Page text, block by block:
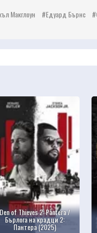
Макглоун Едуард Бърнс
Den of Thieves 2: Pantera /
Бърлога на крадци 2:
Пантера (2025)